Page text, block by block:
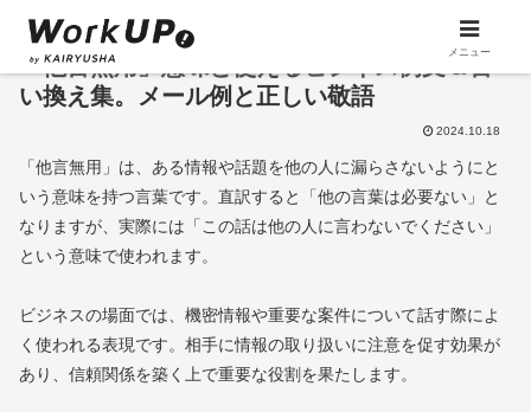
「他言無用」意味と使えるビジネス例文＆言
い換え集。メール例と正しい敬語
2024.10.18
「他言無用」は、ある情報や話題を他の人に漏らさないようにと
いう意味を持つ言葉です。直訳すると「他の言葉は必要ない」と
なりますが、実際には「この話は他の人に言わないでください」
という意味で使われます。
ビジネスの場面では、機密情報や重要な案件について話す際によ
く使われる表現です。相手に情報の取り扱いに注意を促す効果が
あり、信頼関係を築く上で重要な役割を果たします。
メニュー